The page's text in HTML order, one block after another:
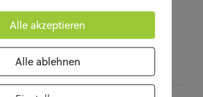
UND KULTUR
“The Terminator”
Alle akzeptieren
Alle ablehnen